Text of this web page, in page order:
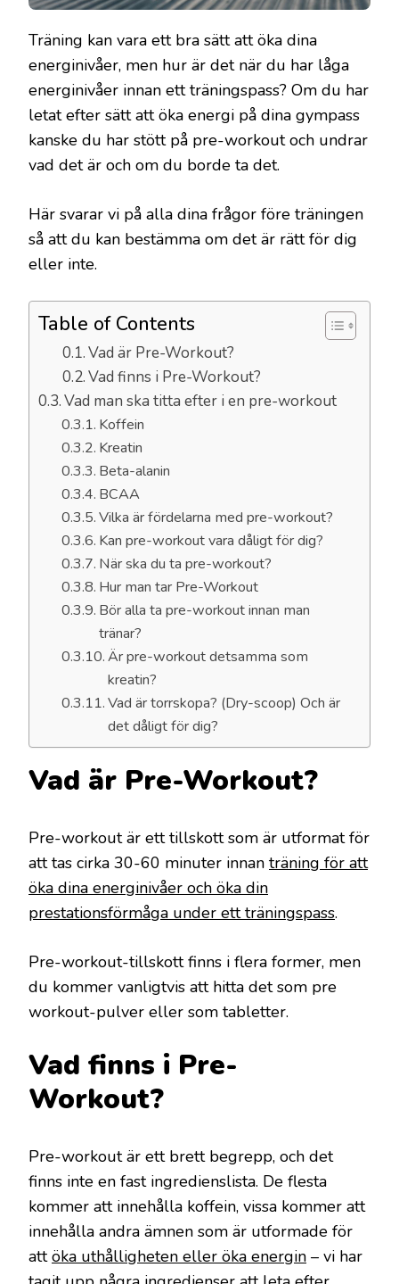
Träning kan vara ett bra sätt att öka dina
energinivåer, men hur är det när du har låga
energinivåer innan ett träningspass? Om du har
letat efter sätt att öka energi på dina gympass
kanske du har stött på pre-workout och undrar
vad det är och om du borde ta det.
Här svarar vi på alla dina frågor före träningen
så att du kan bestämma om det är rätt för dig
eller inte.
Table of Contents
Vad är Pre-Workout?
Vad finns i Pre-Workout?
Vad man ska titta efter i en pre-workout
Koffein
Kreatin
Beta-alanin
BCAA
Vilka är fördelarna med pre-workout?
Kan pre-workout vara dåligt för dig?
När ska du ta pre-workout?
Hur man tar Pre-Workout
Bör alla ta pre-workout innan man
tränar?
Är pre-workout detsamma som
kreatin?
Vad är torrskopa? (Dry-scoop) Och är
det dåligt för dig?
Vad är Pre-Workout?
Pre-workout är ett tillskott som är utformat för
att tas cirka 30-60 minuter innan träning för att
öka dina energinivåer och öka din
prestationsförmåga under ett träningspass.
Pre-workout-tillskott finns i flera former, men
du kommer vanligtvis att hitta det som pre
workout-pulver eller som tabletter.
Vad finns i Pre-
Workout?
Pre-workout är ett brett begrepp, och det
finns inte en fast ingredienslista. De flesta
kommer att innehålla koffein, vissa kommer att
innehålla andra ämnen som är utformade för
attöka uthålligheten eller öka energin – vi har